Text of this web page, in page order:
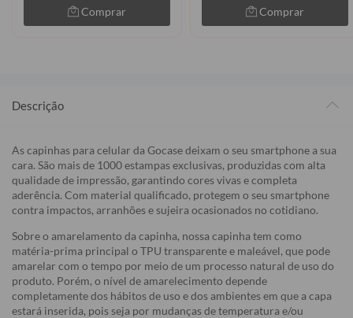
Comprar Comprar
Descrição
As capinhas para celular da Gocase deixam o seu smartphone a sua
cara. São mais de 1000 estampas exclusivas, produzidas com alta
qualidade de impressão, garantindo cores vivas e completa
aderência. Com material qualificado, protegem o seu smartphone
contra impactos, arranhões e sujeira ocasionados no cotidiano.
Sobre o amarelamento da capinha, nossa capinha tem como
matéria-prima principal o TPU transparente e maleável, que pode
amarelar com o tempo por meio de um processo natural de uso do
produto. Porém, o nível de amarelecimento depende
completamente dos hábitos de uso e dos ambientes em que a capa
estará inserida, pois seja por mudanças de temperatura e/ou